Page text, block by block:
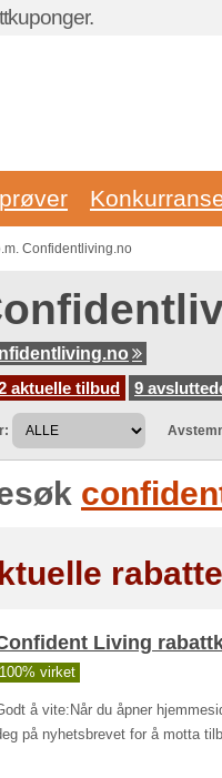
Confidentliving.no
aktuelle tilbud
9
Living
100% virket
å vite:Når du åpner
på nyhetsbrevet for å motta